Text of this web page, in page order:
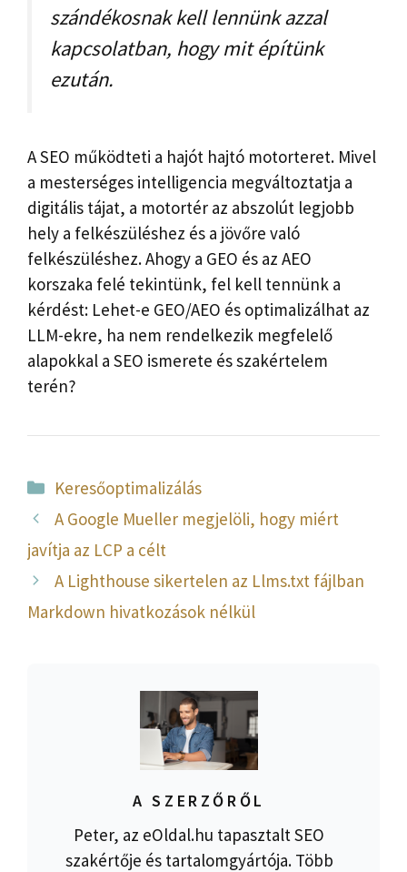
szándékosnak kell lennünk azzal
kapcsolatban, hogy mit építünk
ezután.
A SEO működteti a hajót hajtó motorteret. Mivel
a mesterséges intelligencia megváltoztatja a
digitális tájat, a motortér az abszolút legjobb
hely a felkészüléshez és a jövőre való
felkészüléshez. Ahogy a GEO és az AEO
korszaka felé tekintünk, fel kell tennünk a
kérdést: Lehet-e GEO/AEO és optimalizálhat az
LLM-ekre, ha nem rendelkezik megfelelő
alapokkal a SEO ismerete és szakértelem
terén?
Kategória
Keresőoptimalizálás
A Google Mueller megjelöli, hogy miért
javítja az LCP a célt
A Lighthouse sikertelen az Llms.txt fájlban
Markdown hivatkozások nélkül
A SZERZŐRŐL
Peter, az eOldal.hu tapasztalt SEO
szakértője és tartalomgyártója. Több